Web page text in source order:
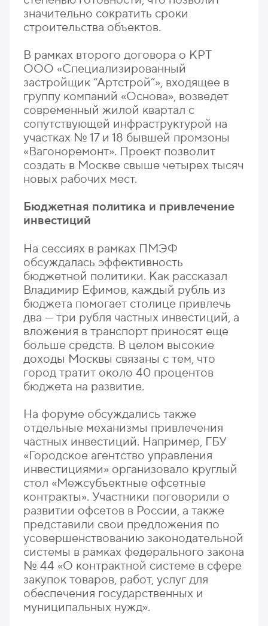
значительно сократить сроки
строительства объектов.
В рамках второго договора о КРТ
ООО «Специализированный
застройщик “Артстрой”», входящее в
группу компаний «Основа», возведет
современный жилой квартал с
сопутствующей инфраструктурой на
участках № 17 и 18 бывшей промзоны
«Вагоноремонт». Проект позволит
создать в Москве свыше четырех тысяч
новых рабочих мест.
Бюджетная политика и привлечение
инвестиций
На сессиях в рамках ПМЭФ
обсуждалась эффективность
бюджетной политики. Как рассказал
Владимир Ефимов, каждый рубль из
бюджета помогает столице привлечь
два — три рубля частных инвестиций, а
вложения в транспорт приносят еще
больше средств. В целом высокие
доходы Москвы связаны с тем, что
город тратит около 40 процентов
бюджета на развитие.
На форуме обсуждались также
отдельные механизмы привлечения
частных инвестиций. Например, ГБУ
«Городское агентство управления
инвестициями» организовало круглый
стол «Межсубъектные офсетные
контракты». Участники поговорили о
развитии офсетов в России, а также
представили свои предложения по
усовершенствованию законодательной
системы в рамках федерального закона
№ 44 «О контрактной системе в сфере
закупок товаров, работ, услуг для
обеспечения государственных и
муниципальных нужд».